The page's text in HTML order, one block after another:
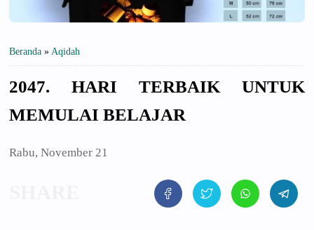
Beranda » Aqidah
2047. HARI TERBAIK UNTUK
MEMULAI BELAJAR
Rabu, November 21